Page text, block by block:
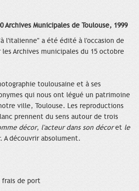
Archives Municipales de Toulouse, 1999
l'italienne" a été édité à l'occasion de
Archives municipales du 15 octobre
toulousaine et à ses
qui nous ont légué un patrimoine
ville, Toulouse. Les reproductions
prennent du sens autour de trois
décor, l'acteur dans son décoret le
. A découvrir absolument.
frais de port